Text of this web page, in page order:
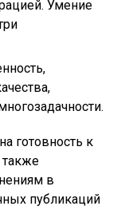
Умение
готовность к
также
в
публикаций